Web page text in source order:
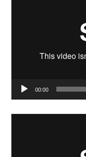
00:00